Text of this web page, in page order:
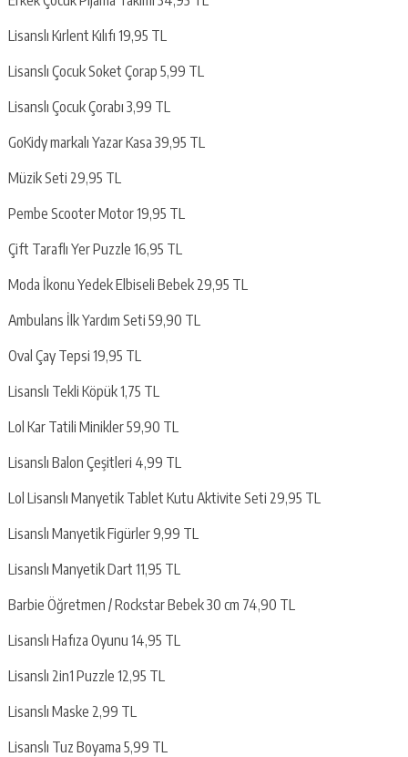
Lisanslı Kırlent Kılıfı 19,95 TL
Lisanslı Çocuk Soket Çorap 5,99 TL
Lisanslı Çocuk Çorabı 3,99 TL
GoKidy markalı Yazar Kasa 39,95 TL
Müzik Seti 29,95 TL
Pembe Scooter Motor 19,95 TL
Çift Taraflı Yer Puzzle 16,95 TL
Moda İkonu Yedek Elbiseli Bebek 29,95 TL
Ambulans İlk Yardım Seti 59,90 TL
Oval Çay Tepsi 19,95 TL
Lisanslı Tekli Köpük 1,75 TL
Lol Kar Tatili Minikler 59,90 TL
Lisanslı Balon Çeşitleri 4,99 TL
Lol Lisanslı Manyetik Tablet Kutu Aktivite Seti 29,95 TL
Lisanslı Manyetik Figürler 9,99 TL
Lisanslı Manyetik Dart 11,95 TL
Barbie Öğretmen / Rockstar Bebek 30 cm 74,90 TL
Lisanslı Hafıza Oyunu 14,95 TL
Lisanslı 2in1 Puzzle 12,95 TL
Lisanslı Maske 2,99 TL
Lisanslı Tuz Boyama 5,99 TL